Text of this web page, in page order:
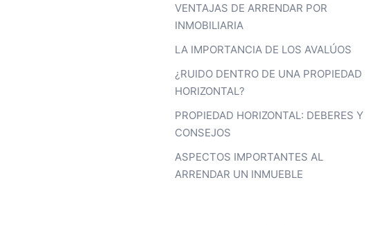
VENTAJAS DE ARRENDAR POR
INMOBILIARIA
LA IMPORTANCIA DE LOS AVALÚOS
¿RUIDO DENTRO DE UNA PROPIEDAD
HORIZONTAL?
PROPIEDAD HORIZONTAL: DEBERES Y
CONSEJOS
ASPECTOS IMPORTANTES AL
ARRENDAR UN INMUEBLE